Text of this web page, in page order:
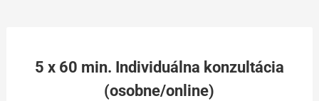
5 x 60 min. Individuálna konzultácia
(osobne/online)